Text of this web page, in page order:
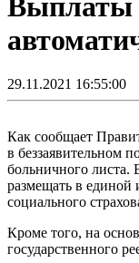
29.11.2021 16:55:00
Как сообщает
в беззаявительном
больничного листа.
размещать в
социального
Кроме того, на
государственного